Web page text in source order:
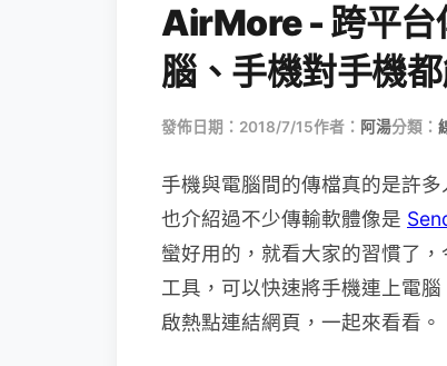
AirMore - 跨平台
腦、手機對手機
發佈日期：2018/7/15作者： 阿湯分類：
手機與電腦間的傳檔真的是許
也介紹過不少傳輸軟體像是
蠻好用的，就看大家的習慣了
工具，可以快速將手機連上電
啟熱點連結網頁，一起來看看。